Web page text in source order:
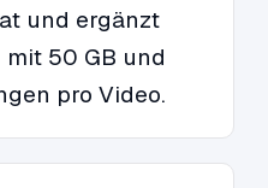
und ergänzt
50 GB und
pro Video.